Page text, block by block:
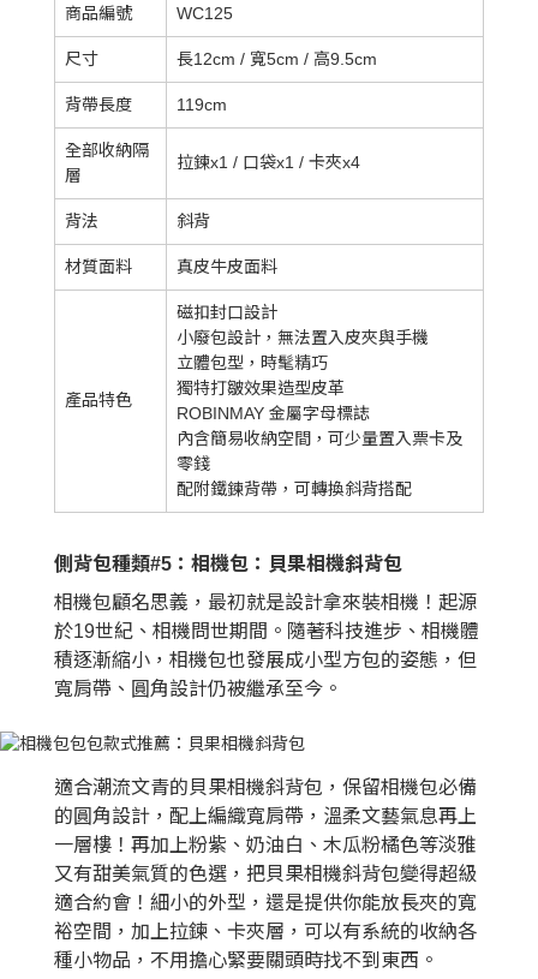
商品編號 WC125
尺寸 長12cm / 寬5cm / 高9.5cm
背帶長度 119cm
全部收納隔
層
拉鍊x1 / 口袋x1 / 卡夾x4
背法 斜背
材質面料 真皮牛皮面料
產品特色
磁扣封口設計
小廢包設計，無法置入皮夾與手機
立體包型，時髦精巧
獨特打皺效果造型皮革
ROBINMAY 金屬字母標誌
內含簡易收納空間，可少量置入票卡及
零錢
配附鐵鍊背帶，可轉換斜背搭配
側背包種類#5：相機包：貝果相機斜背包
相機包顧名思義，最初就是設計拿來裝相機！起源
於19世紀、相機問世期間。隨著科技進步、相機體
積逐漸縮小，相機包也發展成小型方包的姿態，但
寬肩帶、圓角設計仍被繼承至今。
適合潮流文青的貝果相機斜背包，保留相機包必備
的圓角設計，配上編織寬肩帶，溫柔文藝氣息再上
一層樓！再加上粉紫、奶油白、木瓜粉橘色等淡雅
又有甜美氣質的色選，把貝果相機斜背包變得超級
適合約會！細小的外型，還是提供你能放長夾的寬
裕空間，加上拉鍊、卡夾層，可以有系統的收納各
種小物品，不用擔心緊要關頭時找不到東西。